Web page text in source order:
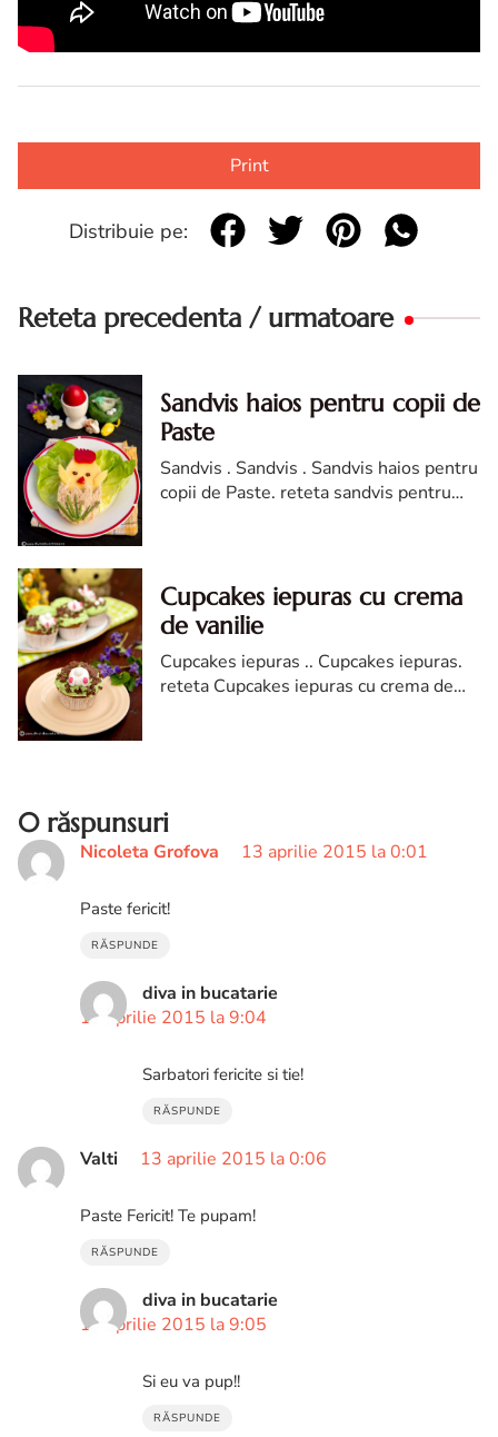
Print
Distribuie pe:
Reteta precedenta / urmatoare
Sandvis haios pentru copii de
Paste
Sandvis . Sandvis . Sandvis haios pentru
copii de Paste. reteta sandvis pentru
Cupcakes iepuras cu crema
de vanilie
Cupcakes iepuras .. Cupcakes iepuras.
reteta Cupcakes iepuras cu crema de
0 răspunsuri
Nicoleta Grofova 13 aprilie 2015 la 0:01
Paste fericit!
RĂSPUNDE
diva in bucatarie
14 aprilie 2015 la 9:04
Sarbatori fericite si tie!
RĂSPUNDE
Valti 13 aprilie 2015 la 0:06
Paste Fericit! Te pupam!
RĂSPUNDE
diva in bucatarie
14 aprilie 2015 la 9:05
Si eu va pup!!
RĂSPUNDE